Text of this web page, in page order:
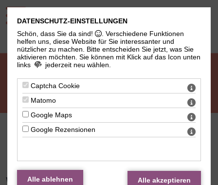
Spenden
Wir freuen uns als Verein besonders über
DATENSCHUTZ-EINSTELLUNGEN
Schön, dass Sie da sind!
. Verschiedene Funktionen
helfen uns, diese Website für Sie interessanter und
nützlicher zu machen.
Bitte entscheiden Sie jetzt, was Sie
aktivieren möchten. Sie können mit Klick auf das Icon unten
links
jederzeit neu wählen.
Captcha Cookie
Matomo
Google Maps
Google Rezensionen